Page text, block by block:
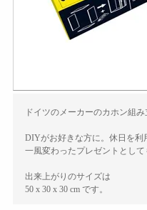
ドイツのメーカーのカホン組
DIYがお好きな方に。休日を利
一風変わったプレゼントとして
出来上がりのサイズは
50 x 30 x 30 cm です。